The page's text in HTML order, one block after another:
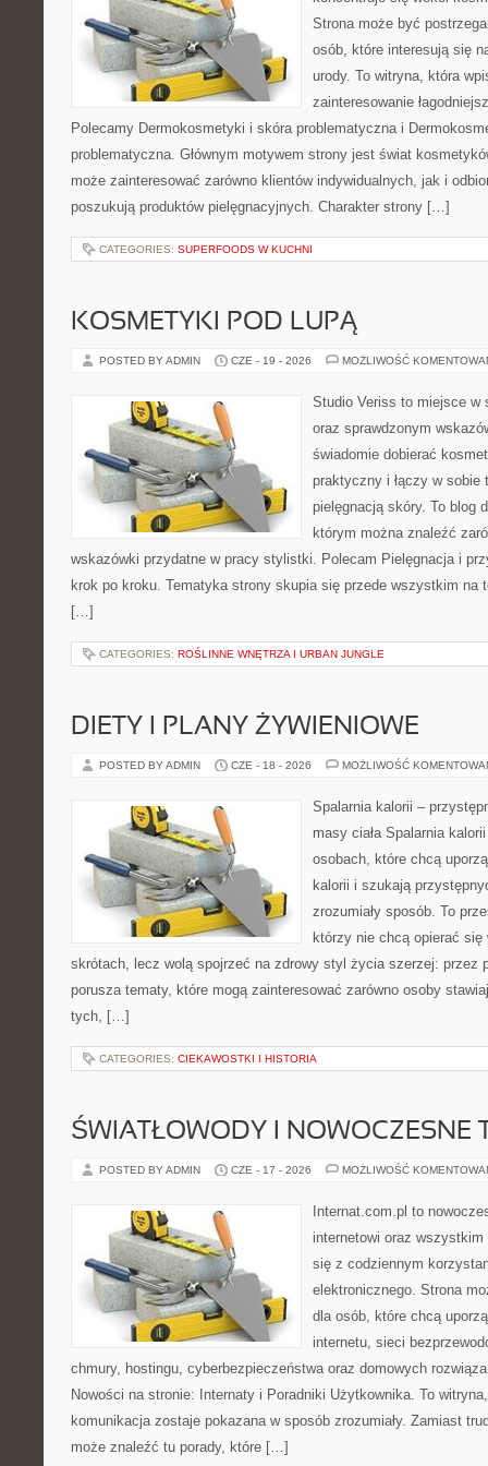
Strona może być
osób, które interesują się
urody. To witryna, która
zainteresowanie
Polecamy Dermokosmetyki i skóra problematyczna i
problematyczna. Głównym motywem strony jest świat
może zainteresować zarówno klientów indywidualnych, jak i
poszukują produktów pielęgnacyjnych. Charakter strony […]
CATEGORIES: SUPERFOODS W KUCHNI
KOSMETYKI POD LUPĄ
POSTED BY ADMIN CZE - 19 - 2026 MOŻLIWOŚĆ
Studio Veriss to miejsce w
oraz sprawdzonym
świadomie dobierać
praktyczny i łączy w sobie
pielęgnacją skóry. To blog
którym można znaleźć
wskazówki przydatne w pracy stylistki. Polecam Pielęgnacja i
krok po kroku. Tematyka strony skupia się przede wszystkim na
[…]
CATEGORIES: ROŚLINNE WNĘTRZA I URBAN JUNGLE
DIETY I PLANY ŻYWIENIOWE
POSTED BY ADMIN CZE - 18 - 2026 MOŻLIWOŚĆ
Spalarnia kalorii –
masy ciała Spalarnia
osobach, które chcą
kalorii i szukają
zrozumiały sposób. To
którzy nie chcą opierać się
skrótach, lecz wolą spojrzeć na zdrowy styl życia szerzej: przez
porusza tematy, które mogą zainteresować zarówno osoby
tych, […]
CATEGORIES: CIEKAWOSTKI I HISTORIA
ŚWIATŁOWODY I NOWOCZESNE
POSTED BY ADMIN CZE - 17 - 2026 MOŻLIWOŚĆ
Internat.com.pl to
internetowi oraz
się z codziennym
elektronicznego. Strona
dla osób, które chcą
internetu, sieci
chmury, hostingu, cyberbezpieczeństwa oraz domowych
Nowości na stronie: Internaty i Poradniki Użytkownika. To
komunikacja zostaje pokazana w sposób zrozumiały. Zamiast
może znaleźć tu porady, które […]